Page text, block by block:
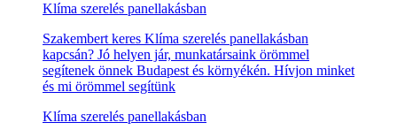
Klíma szerelés panellakásban
Szakembert keres Klíma szerelés panellakásban
kapcsán? Jó helyen jár, munkatársaink örömmel
segítenek önnek Budapest és környékén. Hívjon minket
és mi örömmel segítünk
Klíma szerelés panellakásban